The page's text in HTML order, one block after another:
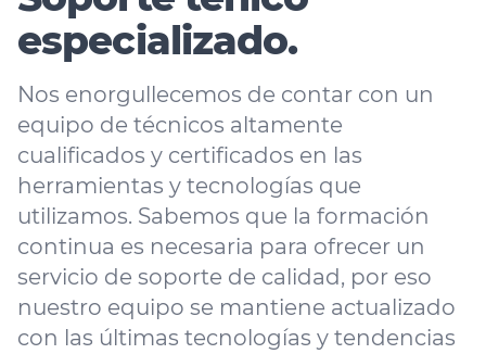
especializado.
Nos enorgullecemos de contar con un
equipo de técnicos altamente
cualificados y certificados en las
herramientas y tecnologías que
utilizamos. Sabemos que la formación
continua es necesaria para ofrecer un
servicio de soporte de calidad, por eso
nuestro equipo se mantiene actualizado
con las últimas tecnologías y tendencias